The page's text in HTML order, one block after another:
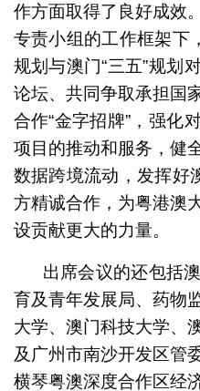
作方面取得了良好成效
专责小组的工作框架下
规划与澳门“三五”规划
论坛、共同争取承担国
合作“金字招牌”，强化
项目的推动和服务，健
数据跨境流动，发挥好
方精诚合作，为粤港澳
设贡献更大的力量。
出席会议的还包括
育及青年发展局、药物
大学、澳门科技大学、
及广州市南沙开发区管
横琴粤澳深度合作区经